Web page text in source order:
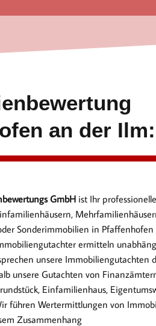
an der Ilm:
GmbH ist Ihr
Sonderimmobilien in
ermitteln
unsere Immobiliengutachten
unsere Gutachten von
undstück, Einfamilienhaus,
führen Wertermittlungen von
Zusammenhang